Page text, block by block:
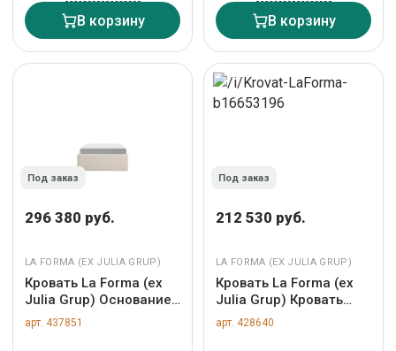
В корзину В корзину
Под заказ
296 380 руб.
LA FORMA (ЕХ JULIA GRUP)
Кровать La Forma (ех
Julia Grup) Основание
кровати Nelzi из
шенилла цвета экрю
арт. 437851
Под заказ
212 530 руб.
LA FORMA (ЕХ JULIA GRUP)
Кровать La Forma (ех
Julia Grup) Кровать
Anielle из массива
ясеня 90 x 200 см арт.
арт. 428640